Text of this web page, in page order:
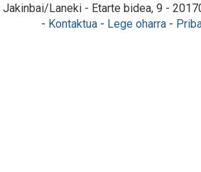
Jakinbai/Laneki - Etarte bidea, 9 -
- Kontaktua- Lege oharra-